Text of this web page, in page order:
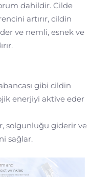
dahildir. Cilde
artırır, cildin
ve nemli, esnek ve
gibi cildin
enerjiyi aktive eder
solgunluğu giderir ve
sağlar.